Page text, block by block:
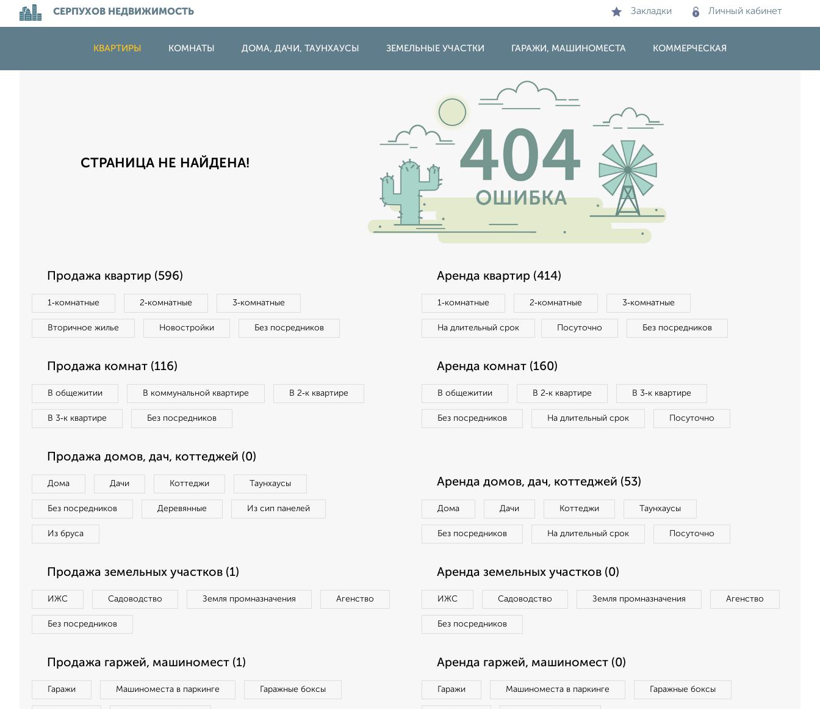
СЕРПУХОВ НЕДВИЖИМОСТЬ Закладки Личный кабинет
КВАРТИРЫ КОМНАТЫ ДОМА, ДАЧИ, ТАУНХАУСЫ ЗЕМЕЛЬНЫЕ УЧАСТКИ ГАРАЖИ, МАШИНОМЕСТА КОММЕРЧЕСКАЯ
СТРАНИЦА НЕ НАЙДЕНА!
Продажа квартир (596)
1‑комнатные 2‑комнатные 3‑комнатные
Вторичное жилье Новостройки Без посредников
Аренда квартир (414)
1‑комнатные 2‑комнатные 3‑комнатные
На длительный срок Посуточно Без посредников
Продажа комнат (116)
В общежитии В коммунальной квартире В 2‑к квартире
В 3‑к квартире Без посредников
Аренда комнат (160)
В общежитии В 2‑к квартире В 3‑к квартире
Без посредников На длительный срок Посуточно
Продажа домов, дач, коттеджей (0)
Дома Дачи Коттеджи Таунхаусы
Без посредников Деревянные Из сип панелей
Из бруса
Аренда домов, дач, коттеджей (53)
Дома Дачи Коттеджи Таунхаусы
Без посредников На длительный срок Посуточно
Продажа земельных участков (1)
ИЖС Садоводство Земля промназначения Агенство
Без посредников
Аренда земельных участков (0)
ИЖС Садоводство Земля промназначения Агенство
Без посредников
Продажа гаржей, машиномест (1)
Гаражи Машиноместа в паркинге Гаражные боксы
Аренда гаржей, машиномест (0)
Гаражи Машиноместа в паркинге Гаражные боксы